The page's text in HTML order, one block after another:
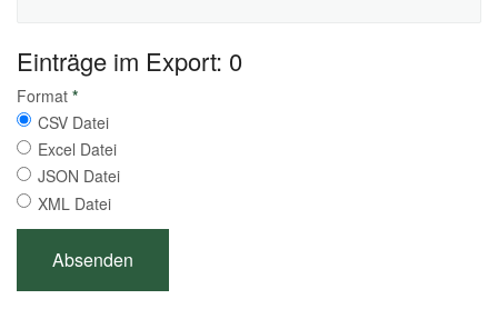
Einträge im Export: 0
Format *
CSV Datei
Excel Datei
JSON Datei
XML Datei